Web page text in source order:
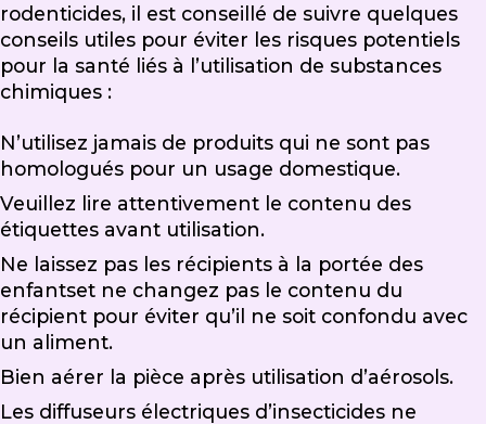
rodenticides, il est conseillé de suivre quelques
conseils utiles pour éviter les risques potentiels
pour la santé liés à l’utilisation de substances
chimiques :
N’utilisez jamais de produits qui ne sont pas
homologués pour un usage domestique.
Veuillez lire attentivement le contenu des
étiquettes avant utilisation.
Ne laissez pas les récipients à la portée des
enfantset ne changez pas le contenu du
récipient pour éviter qu’il ne soit confondu avec
un aliment.
Bien aérer la pièce après utilisation d’aérosols.
Les diffuseurs électriques d’insecticides ne